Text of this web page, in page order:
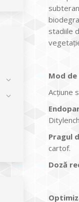
stadiile
Mod
Acţiune
Pragul
cartof.
Doză